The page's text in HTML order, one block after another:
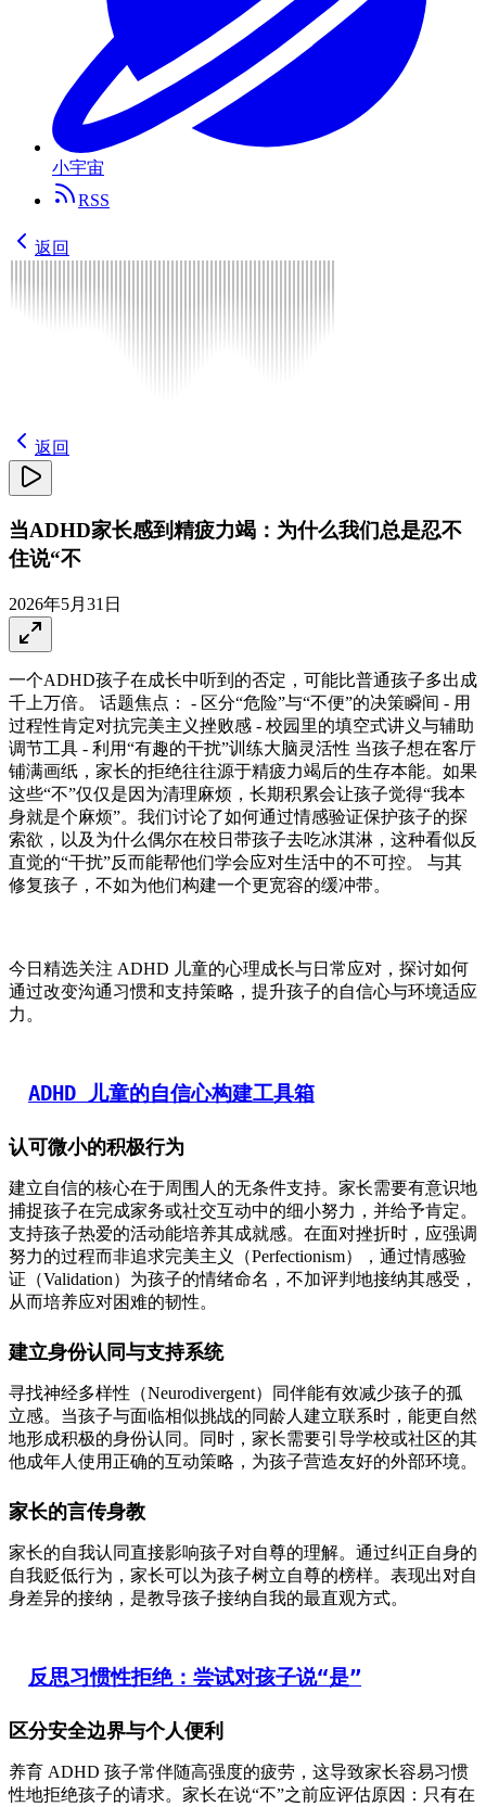
小宇宙
RSS
返回
返回
当ADHD家长感到精疲力竭：为什么我们总是忍不
住说“不
2026年5月31日
一个ADHD孩子在成长中听到的否定，可能比普通孩子多出成
千上万倍。 话题焦点： - 区分“危险”与“不便”的决策瞬间 - 用
过程性肯定对抗完美主义挫败感 - 校园里的填空式讲义与辅助
调节工具 - 利用“有趣的干扰”训练大脑灵活性 当孩子想在客厅
铺满画纸，家长的拒绝往往源于精疲力竭后的生存本能。如果
这些“不”仅仅是因为清理麻烦，长期积累会让孩子觉得“我本
身就是个麻烦”。我们讨论了如何通过情感验证保护孩子的探
索欲，以及为什么偶尔在校日带孩子去吃冰淇淋，这种看似反
直觉的“干扰”反而能帮他们学会应对生活中的不可控。 与其
修复孩子，不如为他们构建一个更宽容的缓冲带。
今日精选关注 ADHD 儿童的心理成长与日常应对，探讨如何
通过改变沟通习惯和支持策略，提升孩子的自信心与环境适应
力。
ADHD 儿童的自信心构建工具箱
认可微小的积极行为
建立自信的核心在于周围人的无条件支持。家长需要有意识地
捕捉孩子在完成家务或社交互动中的细小努力，并给予肯定。
支持孩子热爱的活动能培养其成就感。在面对挫折时，应强调
努力的过程而非追求完美主义（Perfectionism），通过情感验
证（Validation）为孩子的情绪命名，不加评判地接纳其感受，
从而培养应对困难的韧性。
建立身份认同与支持系统
寻找神经多样性（Neurodivergent）同伴能有效减少孩子的孤
立感。当孩子与面临相似挑战的同龄人建立联系时，能更自然
地形成积极的身份认同。同时，家长需要引导学校或社区的其
他成年人使用正确的互动策略，为孩子营造友好的外部环境。
家长的言传身教
家长的自我认同直接影响孩子对自尊的理解。通过纠正自身的
自我贬低行为，家长可以为孩子树立自尊的榜样。表现出对自
身差异的接纳，是教导孩子接纳自我的最直观方式。
反思习惯性拒绝：尝试对孩子说“是”
区分安全边界与个人便利
养育 ADHD 孩子常伴随高强度的疲劳，这导致家长容易习惯
性地拒绝孩子的请求。家长在说“不”之前应评估原因：只有在